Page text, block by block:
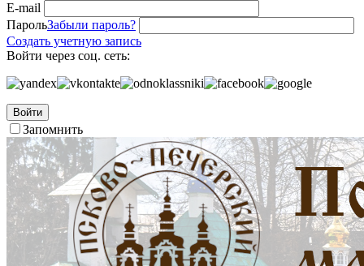
E-mail
ПарольЗабыли пароль?
Создать учетную запись
Войти через соц. сеть:
Войти
Запомнить